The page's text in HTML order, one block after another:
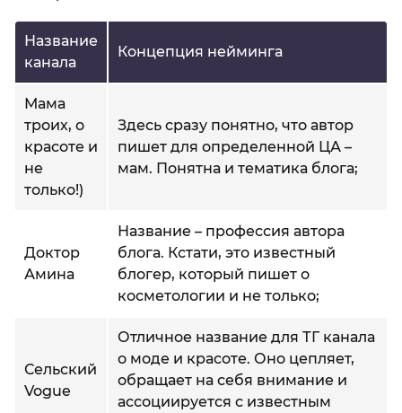
Название
канала
Концепция нейминга
Мама
троих, о
красоте и
не
только!)
Здесь сразу понятно, что автор
пишет для определенной ЦА –
мам. Понятна и тематика блога;
Доктор
Амина
Название – профессия автора
блога. Кстати, это известный
блогер, который пишет о
косметологии и не только;
Сельский
Vogue
Отличное название для ТГ канала
о моде и красоте. Оно цепляет,
обращает на себя внимание и
ассоциируется с известным